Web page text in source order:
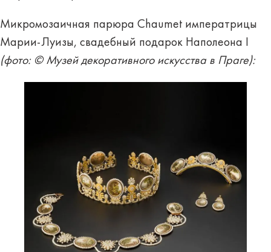
Микромозаичная парюра Chaumet императрицы
Марии-Луизы, свадебный подарок Наполеона I
(фото: © Музей декоративного искусства в Праге):